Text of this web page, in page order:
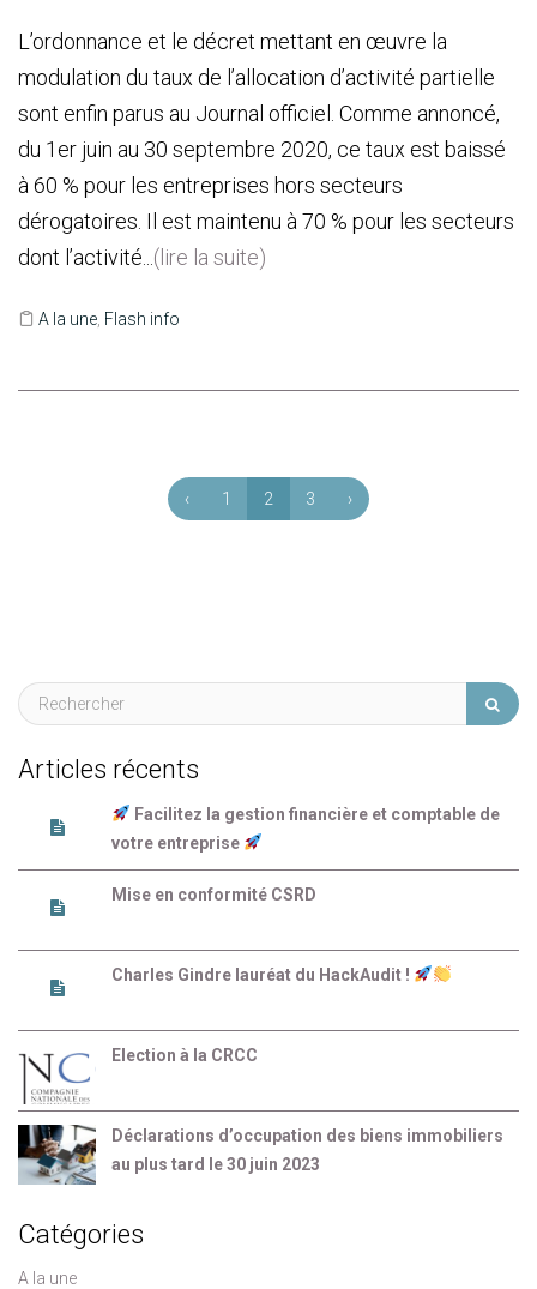
L’ordonnance et le décret mettant en œuvre la
modulation du taux de l’allocation d’activité partielle
sont enfin parus au Journal officiel. Comme annoncé,
du 1er juin au 30 septembre 2020, ce taux est baissé
à 60 % pour les entreprises hors secteurs
dérogatoires. Il est maintenu à 70 % pour les secteurs
dont l’activité...(lire la suite)
A la une, Flash info
‹ 1 2 3 ›
Articles récents
Facilitez la gestion financière et comptable de
votre entreprise
Mise en conformité CSRD
Charles Gindre lauréat du HackAudit !
Election à la CRCC
Déclarations d’occupation des biens immobiliers
au plus tard le 30 juin 2023
Catégories
A la une